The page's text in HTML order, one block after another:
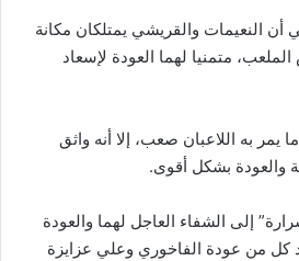
النعيمات والقريشي يمتلكان مكانة
متمنيا لهما العودة لإسعاد
يمر به اللاعبان صعب، إلا أنه واثق
والعودة بشكل أقوى.
إلى الشفاء العاجل لهما والعودة
كل من عودة الفاخوري وعلي عزايزة